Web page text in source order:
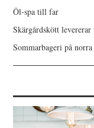
Öl-spa till far
Skärgårdskött
Sommarbageri på